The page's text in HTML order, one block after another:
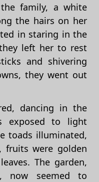
family, a white
the hairs on her
in staring in the
left her to rest
and shivering
they went out
dancing in the
exposed to light
toads illuminated,
fruits were golden
The garden,
now seemed to